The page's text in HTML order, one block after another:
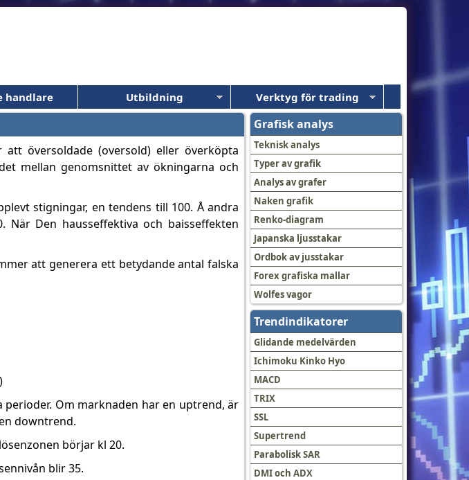
handlare Utbildning Verktyg för trading
Grafisk analys
Teknisk analys
Typer av grafik
Analys av grafer
Naken grafik
Renko-diagram
Japanska ljusstakar
Ordbok av jusstakar
Forex grafiska mallar
Wolfes vagor
Trendindikatorer
Glidande medelvärden
Ichimoku Kinko Hyo
MACD
TRIX
SSL
Supertrend
Parabolisk SAR
DMI och ADX
översoldade (oversold) eller överköpta
mellan genomsnittet av ökningarna och
stigningar, en tendens till 100. Å andra
Den hausseffektiva och baisseffekten
att generera ett betydande antal falska
Om marknaden har en uptrend, är
downtrend.
börjar kl 20.
blir 35.